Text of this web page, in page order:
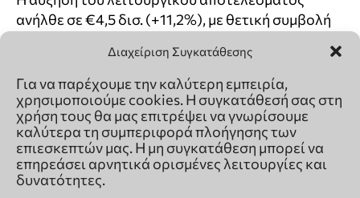
Διαχείριση Συγκατάθεσης
Για να παρέχουμε την καλύτερη εμπειρία,
χρησιμοποιούμε cookies. Η συγκατάθεσή σας στη
χρήση τους θα μας επιτρέψει να γνωρίσουμε
καλύτερα τη συμπεριφορά πλοήγησης των
επιεσκεπτών μας. Η μη συγκατάθεση μπορεί να
επηρεάσει αρνητικά ορισμένες λειτουργίες και
δυνατότητες.